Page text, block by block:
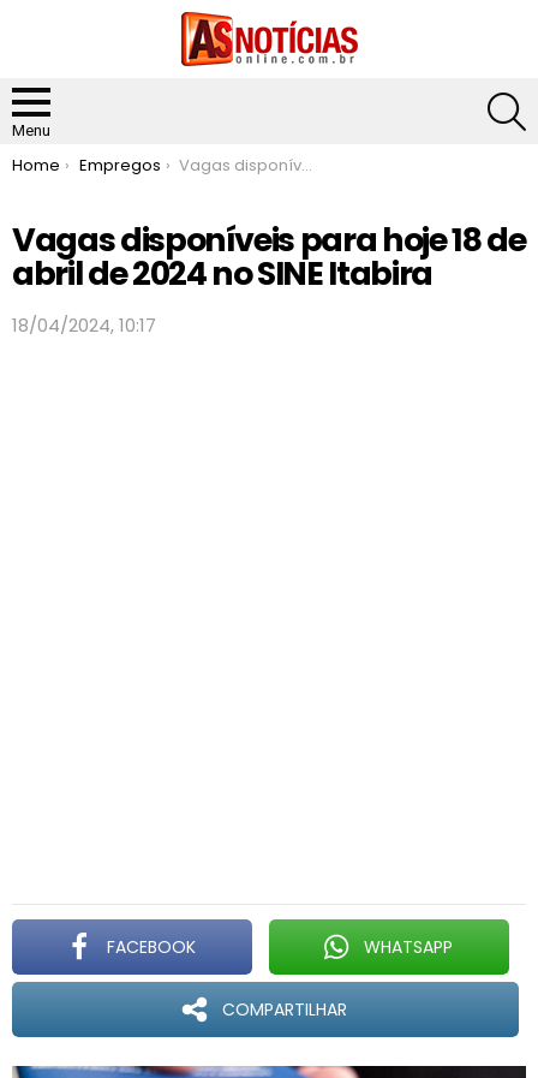
Menu
You are here:
Home Empregos Vagas disponíveis para hoje 18 de abril de 2024 no SINE Itabira
Vagas disponíveis para hoje 18 de
abril de 2024 no SINE Itabira
18/04/2024, 10:17
FACEBOOK WHATSAPP
COMPARTILHAR